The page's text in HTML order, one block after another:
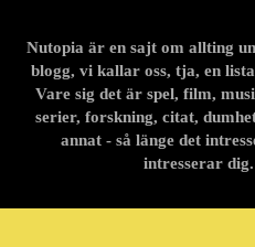
Nutopia är en sajt om allting
blogg, vi kallar oss, tja, en
Vare sig det är spel, film,
serier, forskning, citat,
annat - så länge det
intresserar